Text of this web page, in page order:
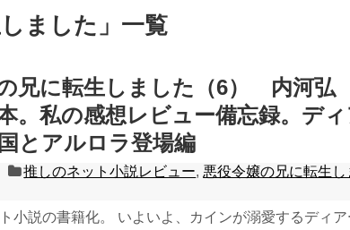
ました 」 一覧
兄に転生しました（6） 内河弘
。私の感想レビュー備忘録。ディ
とアルロラ登場編
推しのネット小説レビュー, 悪役令嬢の兄に転生し
小説の書籍化。 いよいよ、カインが溺愛するディア